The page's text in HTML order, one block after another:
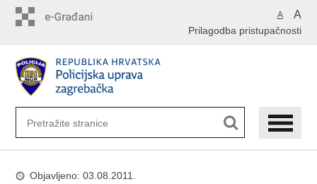
A A
Prilagodba pristupačnosti
Objavljeno: 03.08.2011.